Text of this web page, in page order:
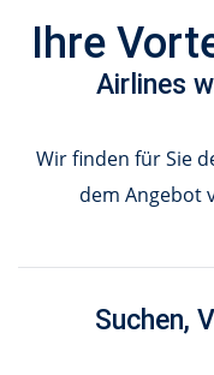
Ihre
Airlines
Wir finden für Sie
dem Angebot
Suchen,